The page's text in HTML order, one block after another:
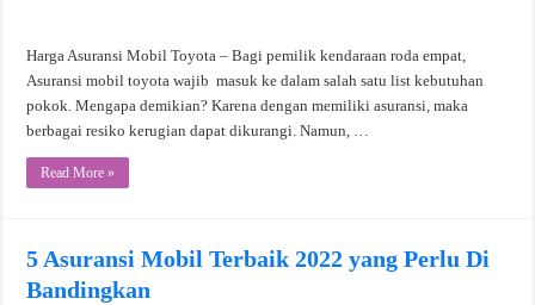
Harga Asuransi Mobil Toyota – Bagi pemilik kendaraan roda empat,
Asuransi mobil toyota wajib masuk ke dalam salah satu list kebutuhan
pokok. Mengapa demikian? Karena dengan memiliki asuransi, maka
berbagai resiko kerugian dapat dikurangi. Namun, …
Read More »
5 Asuransi Mobil Terbaik 2022 yang Perlu Di
Bandingkan